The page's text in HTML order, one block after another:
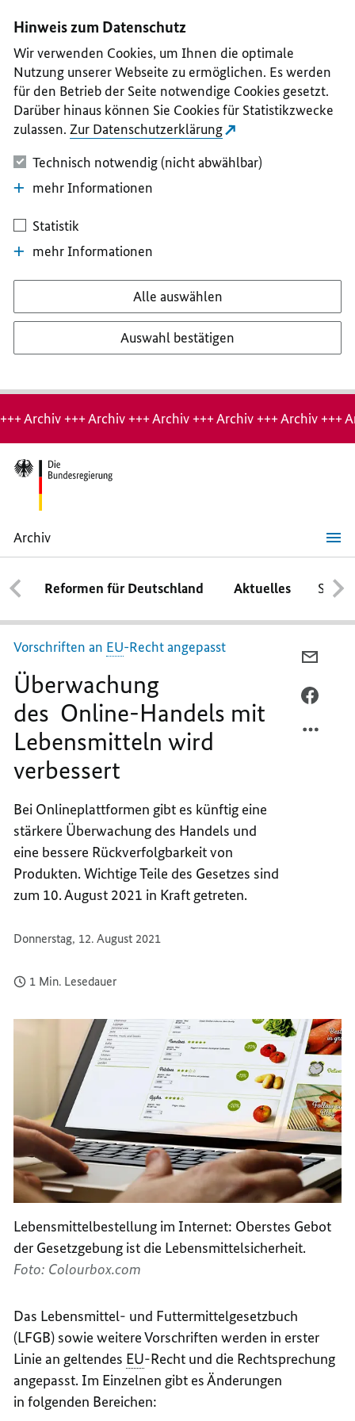
II
III
IV
V
Hinweis zum Datenschutz
Wir verwenden Cookies, um Ihnen die optimale
Nutzung unserer Webseite zu ermöglichen. Es werden
für den Betrieb der Seite notwendige Cookies gesetzt.
Darüber hinaus können Sie Cookies für Statistikzwecke
zulassen. Zur Datenschutzerklärung
Technisch notwendig (nicht abwählbar)
mehr Informationen
Statistik
mehr Informationen
Alle auswählen
Auswahl bestätigen
Hinweis:
Archiv-
Seite
+++ Archiv +++ Archiv +++ Archiv +++ Archiv +++ Archiv +++
Archiv
Überwachung
des Online-
Handels
mit
Lebensmitteln
wird
verbessert
Reformen für Deutschland Aktuelles
Vorschriften an EU-Recht angepasst
Überwachung
des Online-Handels mit
Lebensmitteln wird
verbessert
Bei Onlineplattformen gibt es künftig eine
stärkere Überwachung des Handels und
eine bessere Rückverfolgbarkeit von
Produkten. Wichtige Teile des Gesetzes sind
zum 10. August 2021 in Kraft getreten.
Donnerstag, 12. August 2021
1 Min. Lesedauer
Lebensmittelbestellung im Internet: Oberstes Gebot
der Gesetzgebung ist die Lebensmittelsicherheit.
Foto: Colourbox.com
Das Lebensmittel- und Futtermittelgesetzbuch
(LFGB) sowie weitere Vorschriften werden in erster
Linie an geltendes EU-Recht und die Rechtsprechung
angepasst. Im Einzelnen gibt es Änderungen
in folgenden Bereichen: